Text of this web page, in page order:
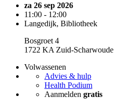
za 26 sep 2026
11:00 - 12:00
Langedijk, Bibliotheek
Bosgroet 4
1722 KA Zuid-Scharwoude
Volwassenen
Advies & hulp
Health Podium
Aanmelden gratis